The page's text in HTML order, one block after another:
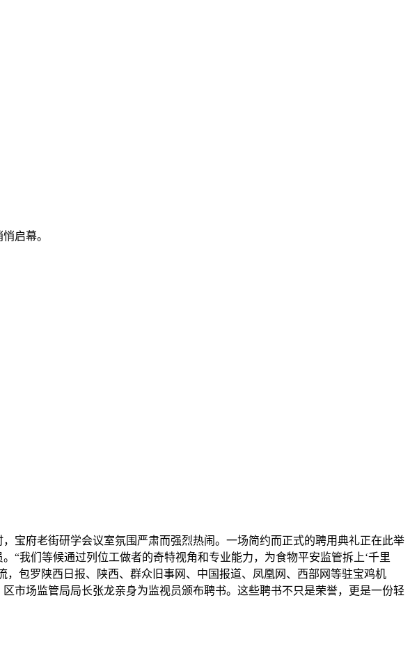
启幕。
，宝府老街研学会议室氛围严肃而强烈热闹。一场简约而正式的聘用典礼正在此举
“我们等候通过列位工做者的奇特视角和专业能力，为食物平安监管拆上‘千里
，包罗陕西日报、陕西、群众旧事网、中国报道、凤凰网、西部网等驻宝鸡机
市场监管局局长张龙亲身为监视员颁布聘书。这些聘书不只是荣誉，更是一份轻